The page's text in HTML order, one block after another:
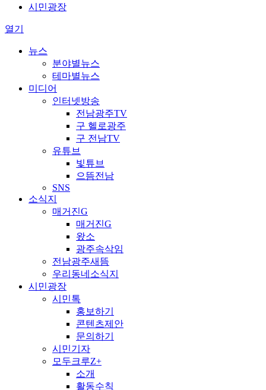
시민광장
열기
뉴스
분야별뉴스
테마별뉴스
미디어
인터넷방송
전남광주TV
구 헬로광주
구 전남TV
유튜브
빛튜브
으뜸전남
SNS
소식지
매거진G
매거진G
왔소
광주속삭임
전남광주새뜸
우리동네소식지
시민광장
시민톡
홍보하기
콘텐츠제안
문의하기
시민기자
모두크루Z+
소개
활동수칙